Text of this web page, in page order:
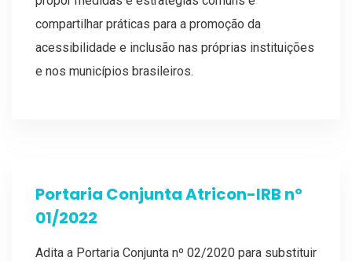
compartilhar práticas para a promoção da
acessibilidade e inclusão nas próprias instituições
e nos municípios brasileiros.
Portaria Conjunta Atricon-IRB nº
01/2022
Adita a Portaria Conjunta nº 02/2020 para substituir